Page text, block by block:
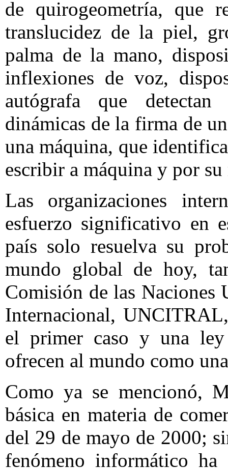
de quirogeometría, que
translucidez de la piel,
palma de la mano,
inflexiones de voz,
autógrafa que detectan
dinámicas de la firma de
una máquina, que
escribir a máquina y por
Las organizaciones
esfuerzo significativo en
país solo resuelva su
mundo global de hoy,
Comisión de las Naciones
Internacional,
el primer caso y una
ofrecen al mundo como
Como ya se mencionó,
básica en materia de
del 29 de mayo de 2000;
fenómeno informático